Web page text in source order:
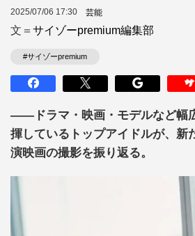
2025/07/06 17:30 芸能
文＝ サイゾーpremium編集部
#サイゾーpremium
――ドラマ・映画・モデルなど幅
揮しているトップアイドルが、新
演映画の撮影を振り返る。